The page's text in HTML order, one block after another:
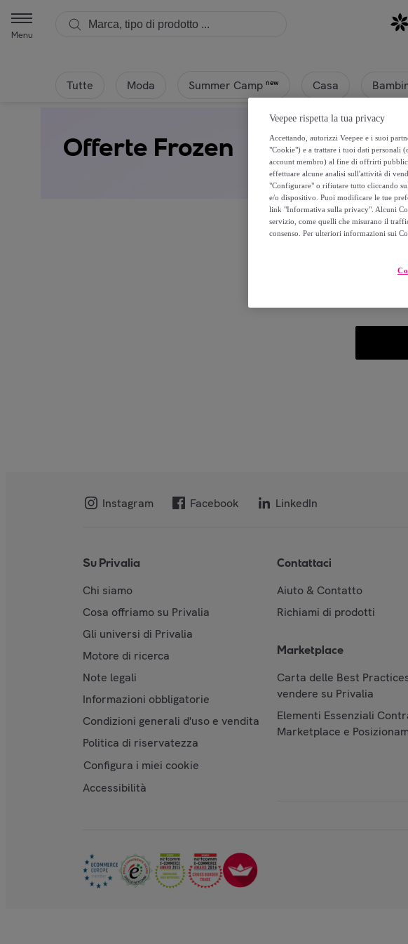
Menu
Tutte Moda Summer Camp new Casa
Offerte Frozen
Instagram Facebook LinkedIn
Su Privalia
Chi siamo
Cosa offriamo su Privalia
Gli universi di Privalia
Motore di ricerca
Note legali
Informazioni obbligatorie
Condizioni generali d'uso e vendita
Politica di riservatezza
Configura i miei cookie
Accessibilità
Contattaci
Aiuto & Contatto
Richiami di prodotti
Marketplace
Carta delle Best
vendere su Privalia
Elementi Essenziali
Marketplace e
Veepee rispetta la tua privacy
Accettando, autorizzi Veepee e i suoi
"Cookie") e a trattare i tuoi dati personali
account membro) al fine di offrirti
effettuare alcune analisi sull'attività di
"Configurare" o rifiutare tutto cliccando
e/o dispositivo. Puoi modificare le tue
link "Informativa sulla privacy". Alcuni
servizio, come quelli che misurano il
consenso. Per ulteriori informazioni sui